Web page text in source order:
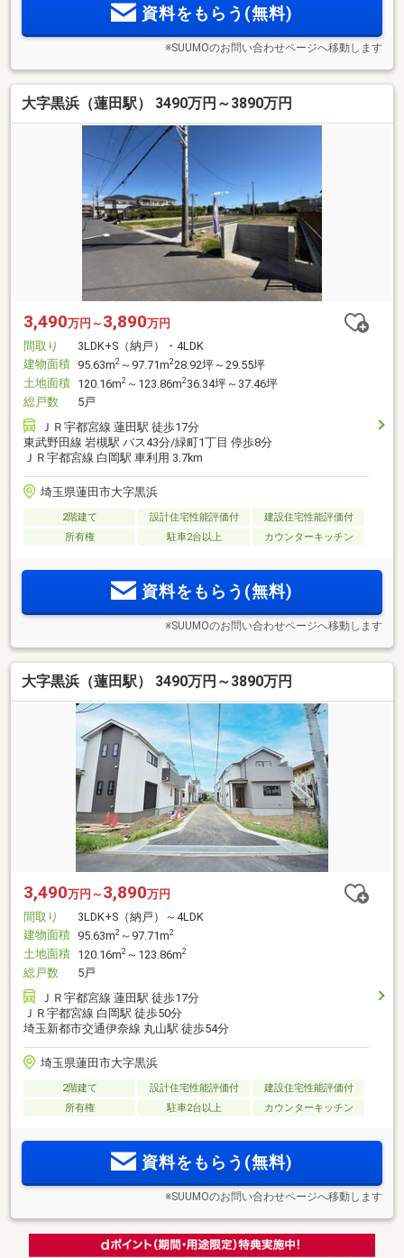
資料をもらう(無料)
※SUUMOのお問い合わせページへ移動します
大字黒浜（蓮田駅） 3490万円～3890万円
3,490万円～ 3,890万円
間取り
3LDK+S（納戸）・4LDK
建物面積 95.63m2 ～97.71m228.92坪～29.55坪
土地面積 120.16m2 ～123.86m236.34坪～37.46坪
総戸数
5戸
ＪＲ宇都宮線 蓮田駅 徒歩17分
東武野田線 岩槻駅 バス43分/緑町1丁目 停歩8分
ＪＲ宇都宮線 白岡駅 車利用 3.7km
埼玉県蓮田市大字黒浜
2階建て 設計住宅性能評価付
建設住宅性能評価付
所有権
駐車2台以上 カウンターキッチン
資料をもらう(無料)
※SUUMOのお問い合わせページへ移動します
大字黒浜（蓮田駅） 3490万円～3890万円
3,490万円～ 3,890万円
間取り
3LDK+S（納戸）～4LDK
建物面積 95.63m2 ～97.71m2
土地面積 120.16m2 ～123.86m2
総戸数
5戸
ＪＲ宇都宮線 蓮田駅 徒歩17分
ＪＲ宇都宮線 白岡駅 徒歩50分
埼玉新都市交通伊奈線 丸山駅 徒歩54分
埼玉県蓮田市大字黒浜
2階建て 設計住宅性能評価付
建設住宅性能評価付
所有権
駐車2台以上 カウンターキッチン
資料をもらう(無料)
※SUUMOのお問い合わせページへ移動します